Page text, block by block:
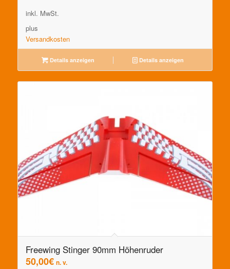
inkl. MwSt.
plus
Versandkosten
Details anzeigen Details anzeigen
Freewing Stinger 90mm Höhenruder
50,00€ n. v.